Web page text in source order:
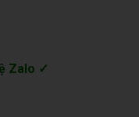
Zalo ✓